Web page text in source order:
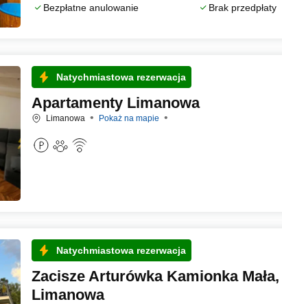
Bezpłatne anulowanie Brak przedpłaty
Natychmiastowa rezerwacja
Apartamenty Limanowa
Limanowa Pokaż na mapie
Natychmiastowa rezerwacja
Zacisze Arturówka Kamionka Mała,
Limanowa